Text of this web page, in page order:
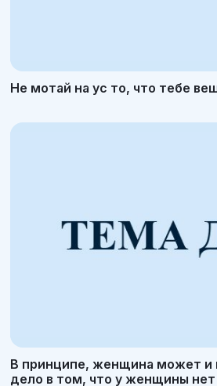
Не мотай на ус то, что тебе
В принципе, женщина может и
дело в том, что у женщины нет